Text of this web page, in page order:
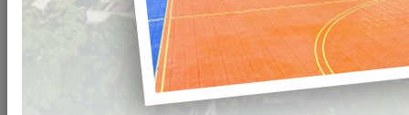
Gabinete do Prefeito – GPRE